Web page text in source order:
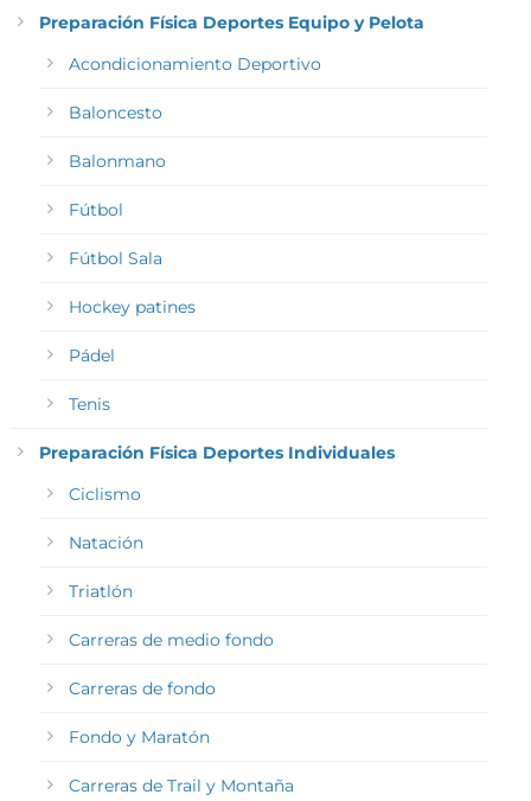
Preparación Física Deportes Equipo y Pelota
Acondicionamiento Deportivo
Baloncesto
Balonmano
Fútbol
Fútbol Sala
Hockey patines
Pádel
Tenis
Preparación Física Deportes Individuales
Ciclismo
Natación
Triatlón
Carreras de medio fondo
Carreras de fondo
Fondo y Maratón
Carreras de Trail y Montaña